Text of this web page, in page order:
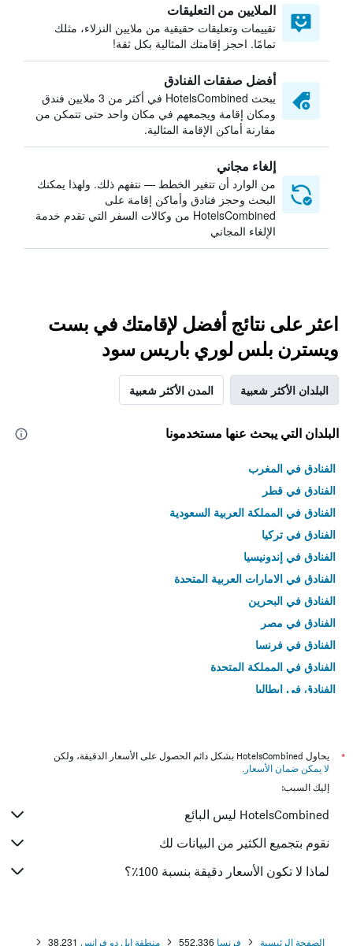
الملايين من التعليقات
تقييمات وتعليقات حقيقية من ملايين النزلاء، مثلك
تمامًا. احجز إقامتك المثالية بكل ثقة!
أفضل صفقات الفنادق
يبحث HotelsCombined في أكثر من 3 ملايين فندق
ومكان إقامة ويجمعهم في مكان واحد حتى تتمكن من
مقارنة أماكن الإقامة المثالية.
إلغاء مجاني
من الوارد أن تتغير الخطط — نتفهم ذلك. ولهذا يمكنك
البحث وحجز فنادق وأماكن إقامة على
HotelsCombined من وكالات السفر التي تقدم خدمة
الإلغاء المجاني
اعثر على نتائج أفضل لإقامتك في بست
ويسترن بلس لوري باريس سود
البلدان الأكثر شعبية المدن الأكثر شعبية
البلدان التي يبحث عنها مستخدمونا
الفنادق في المغرب
الفنادق في قطر
الفنادق في المملكة العربية السعودية
الفنادق في تركيا
الفنادق في إندونيسيا
الفنادق في الامارات العربية المتحدة
الفنادق في البحرين
الفنادق في مصر
الفنادق في فرنسا
الفنادق في المملكة المتحدة
الفنادق في إيطاليا
*
يحاول HotelsCombined بشكل دائم الحصول على الأسعار الدقيقة، ولكن
لا يمكن ضمان الأسعار .
إليك السبب:
HotelsCombined ليس البائع
نقوم بتجميع الكثير من البيانات لك
لماذا لا تكون الأسعار دقيقة بنسبة 100٪؟
الصفحة الرئيسية فرنسا 552,336 منطقة إيل دو فرانس 38,231